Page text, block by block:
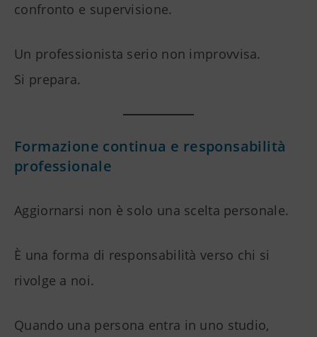
confronto e supervisione.
Un professionista serio non improvvisa.
Si prepara.
Formazione continua e responsabilità
professionale
Aggiornarsi non è solo una scelta personale.
È una forma di responsabilità verso chi si
rivolge a noi.
Quando una persona entra in uno studio,